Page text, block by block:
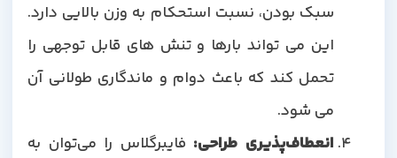
سبک بودن، نسبت استحکام به وزن بالایی دارد.
این می تواند بارها و تنش های قابل توجهی را
تحمل کند که باعث دوام و ماندگاری طولانی آن
می شود.
انعطاف‌پذیری طراحی:فایبرگلاس را می‌توان به